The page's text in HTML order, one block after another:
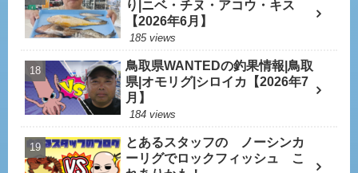
り|ニベ・チヌ・アコウ・キス
【2026年6月】
185 views
鳥取県WANTEDの釣果情報|鳥取
県|オモリグ|シロイカ【2026年7
月】
184 views
とあるスタッフの ノーシンカ
ーリグでロックフィッシュ こ